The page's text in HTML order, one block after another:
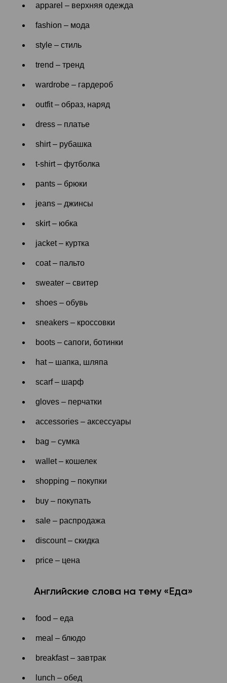
apparel – верхняя одежда
fashion – мода
style – стиль
trend – тренд
wardrobe – гардероб
outfit – образ, наряд
dress – платье
shirt – рубашка
t-shirt – футболка
pants – брюки
jeans – джинсы
skirt – юбка
jacket – куртка
coat – пальто
sweater – свитер
shoes – обувь
sneakers – кроссовки
boots – сапоги, ботинки
hat – шапка, шляпа
scarf – шарф
gloves – перчатки
accessories – аксессуары
bag – сумка
wallet – кошелек
shopping – покупки
buy – покупать
sale – распродажа
discount – скидка
price – цена
Английские слова на тему «Еда»
food – еда
meal – блюдо
breakfast – завтрак
lunch – обед